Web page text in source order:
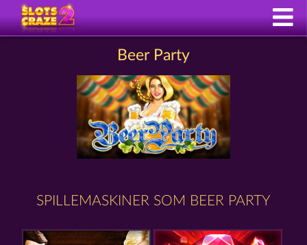
Beer Party
SPILLEMASKINER SOM BEER PARTY